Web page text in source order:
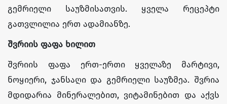
გემრიელი საუზმისათვის. ყველა რეცეპტი
გათვლილია ერთ ადამიანზე.
შვრიის ფაფა ხილით
შვრიის ფაფა ერთ-ერთი ყველაზე მარტივი,
ნოყიერი, ჯანსაღი და გემრიელი საუზმეა. შვრია
მდიდარია მინერალებით, ვიტამინებით და აქვს